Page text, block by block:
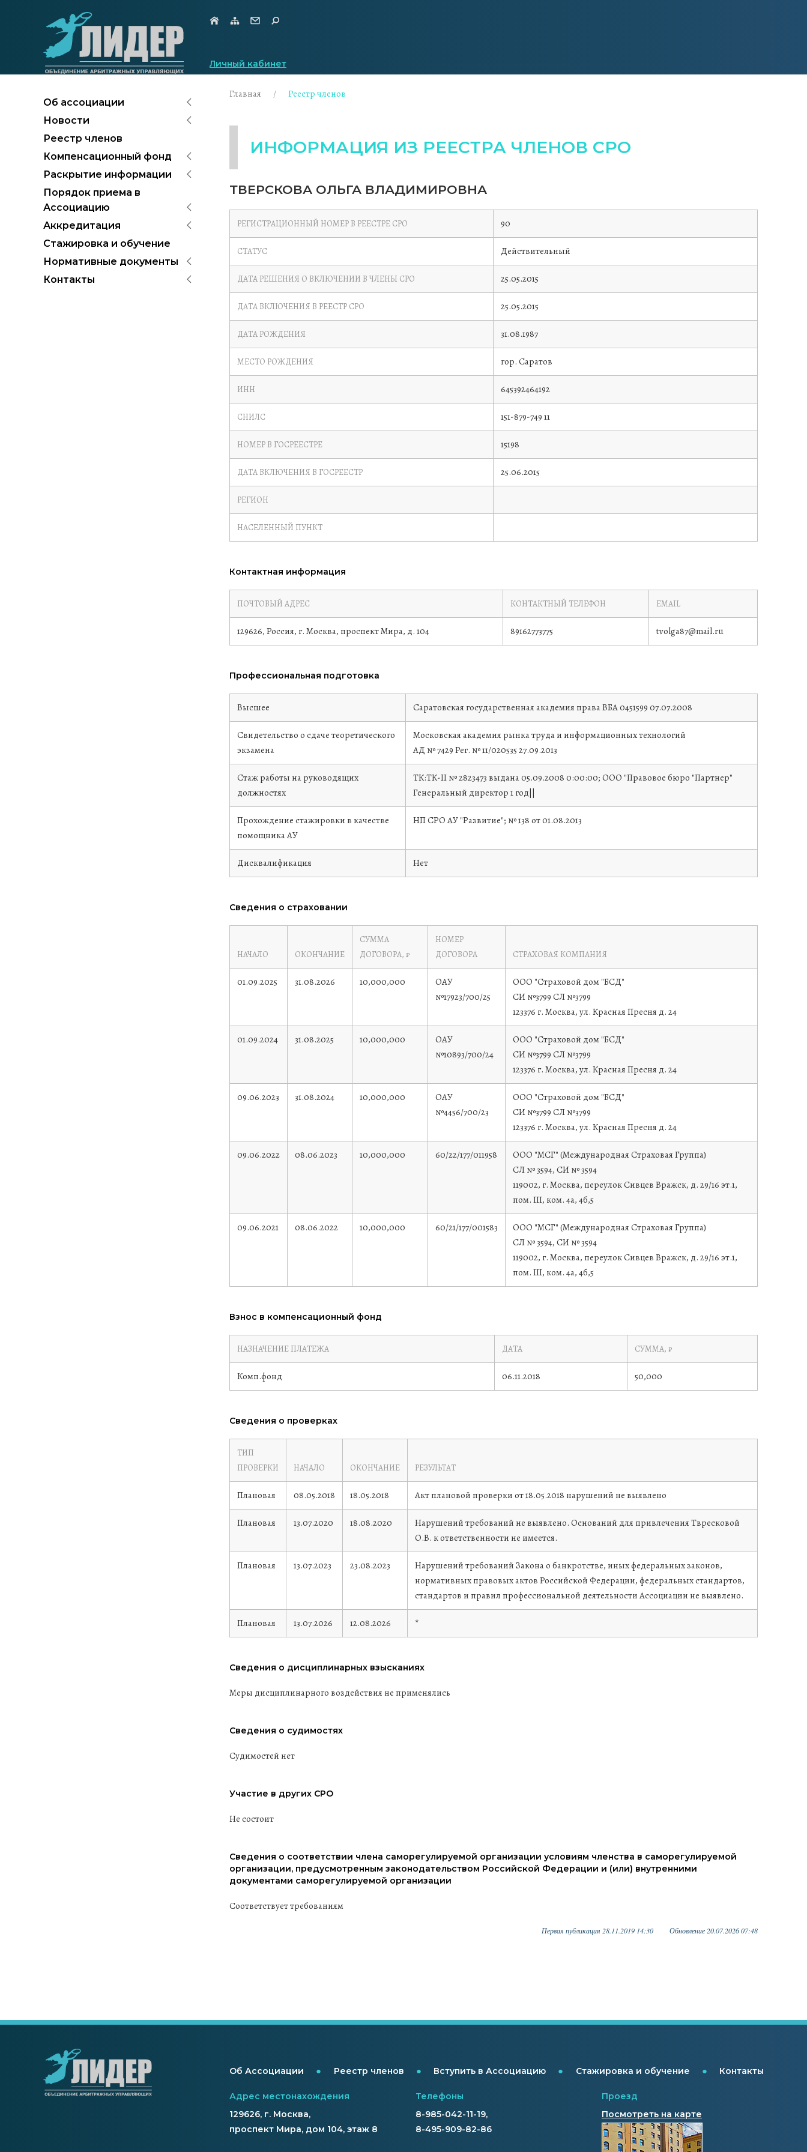
Личный кабинет
Об ассоциации
Новости
Реестр членов
Компенсационный фонд
Раскрытие информации
Порядок приема в
Ассоциацию
Аккредитация
Стажировка и обучение
Нормативные документы
Контакты
Главная Реестр членов
ИНФОРМАЦИЯ ИЗ РЕЕСТРА ЧЛЕНОВ СРО
ТВЕРСКОВА ОЛЬГА ВЛАДИМИРОВНА
РЕГИСТРАЦИОННЫЙ НОМЕР В РЕЕСТРЕ СРО 90
СТАТУС Действительный
ДАТА РЕШЕНИЯ О ВКЛЮЧЕНИИ В ЧЛЕНЫ СРО 25.05.2015
ДАТА ВКЛЮЧЕНИЯ В РЕЕСТР СРО 25.05.2015
ДАТА РОЖДЕНИЯ 31.08.1987
МЕСТО РОЖДЕНИЯ гор. Саратов
ИНН 645392464192
СНИЛС 151-879-749 11
НОМЕР В ГОСРЕЕСТРЕ 15198
ДАТА ВКЛЮЧЕНИЯ В ГОСРЕЕСТР 25.06.2015
РЕГИОН
НАСЕЛЕННЫЙ ПУНКТ
Контактная информация
ПОЧТОВЫЙ АДРЕС КОНТАКТНЫЙ ТЕЛЕФОН EMAIL
129626, Россия, г. Москва, проспект Мира, д. 104 89162773775 tvolga87@mail.ru
Профессиональная подготовка
Высшее Саратовская государственная академия праваВБА 0451599 07.07.2008
Свидетельство о сдаче теоретического
экзамена
Московская академия рынка труда и информационных технологий
АД № 7429 Рег. № 11/020535 27.09.2013
Стаж работы на руководящих
должностях
ТК:ТК-II № 2823473 выдана 05.09.2008 0:00:00; ООО "Правовое бюро "Партнер"
Генеральный директор 1 год||
Прохождение стажировки в качестве
помощника АУ
НП СРО АУ "Развитие"; № 138 от 01.08.2013
Дисквалификация Нет
Сведения о страховании
НАЧАЛО ОКОНЧАНИЕ
СУММА
ДОГОВОРА, ₽
НОМЕР
ДОГОВОРА
СТРАХОВАЯ КОМПАНИЯ
01.09.2025 31.08.2026 10,000,000
ОАУ
№17923/700/25
ООО "Страховой дом "БСД"
СИ №3799 СЛ №3799
123376 г. Москва, ул. Красная Пресня д. 24
01.09.2024 31.08.2025 10,000,000
ОАУ
№10893/700/24
ООО "Страховой дом "БСД"
СИ №3799 СЛ №3799
123376 г. Москва, ул. Красная Пресня д. 24
09.06.2023 31.08.2024 10,000,000
ОАУ
№4456/700/23
ООО "Страховой дом "БСД"
СИ №3799 СЛ №3799
123376 г. Москва, ул. Красная Пресня д. 24
09.06.2022 08.06.2023 10,000,000 60/22/177/011958
ООО "МСГ" (Международная Страховая Группа)
СЛ № 3594, СИ № 3594
119002, г. Москва, переулок Сивцев Вражск, д. 29/16 эт.1,
пом. III, ком. 4а, 4б,5
09.06.2021 08.06.2022 10,000,000 60/21/177/001583
ООО "МСГ" (Международная Страховая Группа)
СЛ № 3594, СИ № 3594
119002, г. Москва, переулок Сивцев Вражск, д. 29/16 эт.1,
пом. III, ком. 4а, 4б,5
Взнос в компенсационный фонд
НАЗНАЧЕНИЕ ПЛАТЕЖА ДАТА СУММА, ₽
Комп.фонд 06.11.2018 50,000
Сведения о проверках
ТИП
ПРОВЕРКИ
НАЧАЛО ОКОНЧАНИЕ РЕЗУЛЬТАТ
Плановая 08.05.2018 18.05.2018 Акт плановой проверки от 18.05.2018 нарушений не выявлено
Плановая 13.07.2020 18.08.2020
Нарушений требований не выявлено. Оснований для привлечения Твресковой
О.В. к ответственности не имеется.
Плановая 13.07.2023 23.08.2023
Нарушений требований Закона о банкротстве, иных федеральных законов,
нормативных правовых актов Российской Федерации, федеральных стандартов,
стандартов и правил профессиональной деятельности Ассоциации не выявлено.
Плановая 13.07.2026 12.08.2026 *
Сведения о дисциплинарных взысканиях
Меры дисциплинарного воздействия не применялись
Сведения о судимостях
Судимостей нет
Участие в других СРО
Не состоит
Сведения о соответствии члена саморегулируемой организации условиям членства в саморегулируемой
организации, предусмотренным законодательством Российской Федерации и (или) внутренними
документами саморегулируемой организации
Соответствует требованиям
Первая публикация 28.11.2019 14:30 Обновление 20.07.2026 07:48
Об Ассоциации ● Реестр членов ● Вступить в Ассоциацию ● Стажировка и обучение ● Контакты
Адрес местонахождения
129626, г. Москва,
проспект Мира, дом 104, этаж 8
Телефоны
8-985-042-11-19,
8-495-909-82-86
Проезд
Посмотреть на карте